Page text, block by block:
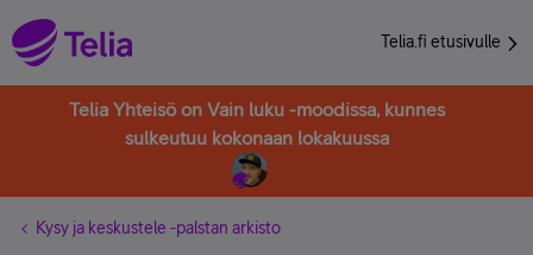
Telia.fi etusivulle
Telia Yhteisö on Vain luku -moodissa, kunnes
sulkeutuu kokonaan lokakuussa
Kysy ja keskustele -palstan arkisto